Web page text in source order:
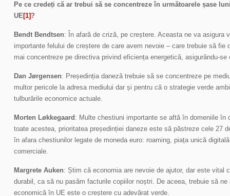
Pe ce credeți că ar trebui să se concentreze în următoarele șase
UE[1]?
Bendt Bendtsen: În afară de criză, pe creștere. Aceasta ne va asigura
importante felului de creștere de care avem nevoie – care trebuie să fie
mai concentreze pe directiva privind eficiența energetică, asigurându-
Dan Jørgensen: Președinția daneză trebuie să se concentreze pe
multor pericole la adresa mediului dar și pentru că o strategie verde
tulburările economice actuale.
Morten Løkkegaard : Multe chestiuni importante se aftă în domeniile în
toate acestea, prioritatea președinției daneze este să păstreze cele 27
în afara chestiunilor legate de moneda euro: roaming, piața unică
comerciale.
Margrete Auken: Știm că economia are nevoie de ajutor, dar este vital
durabil, ca să nu pasăm facturile copiilor noștri. De aceea, trebuie să
economică în UE este o creștere cu adevărat verde.